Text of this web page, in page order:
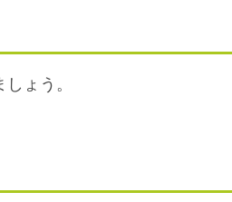
ょう。